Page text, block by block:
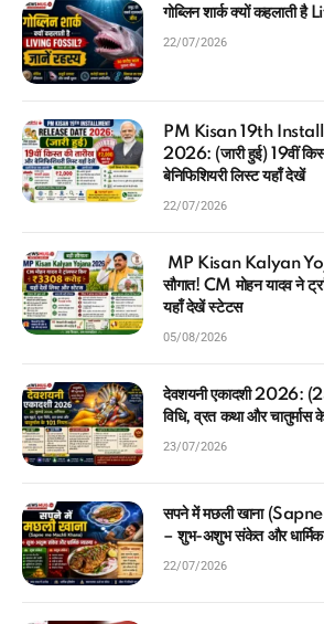
गोब्लिन शार्क क्यों कहलाती
22/07/2026
PM Kisan 19th
2026: (जारी हुई) 19वीं
बेनिफिशियरी लिस्ट यहाँ देखें
22/07/2026
MP Kisan Kalyan
सौगात! CM मोहन यादव ने
यहाँ देखें स्टेटस
05/08/2026
देवशयनी एकादशी 2026:
विधि, व्रत कथा और चातुर्मास
23/07/2026
सपने में मछली खाना
– शुभ-अशुभ संकेत और धार्मिक
22/07/2026